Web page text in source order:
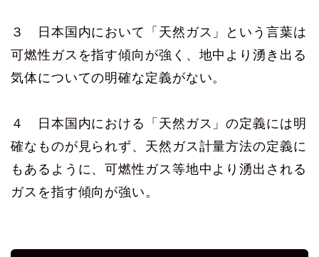
３ 日本国内において「天然ガス」という言葉は
可燃性ガスを指す傾向が強く、地中より湧き出る
気体についての明確な定義がない。
４ 日本国内における「天然ガス」の定義には明
確なものが見られず、天然ガス計量方法の定義に
もあるように、可燃性ガス等地中より湧出される
ガスを指す傾向が強い。